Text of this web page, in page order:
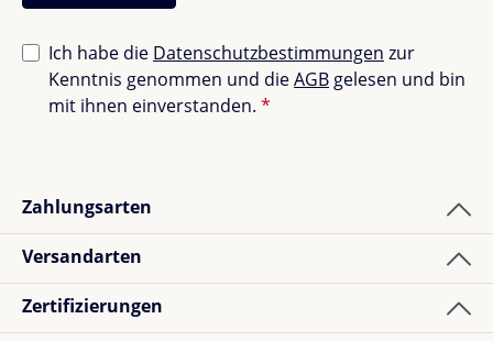
Ich habe die Datenschutzbestimmungen zur
Kenntnis genommen und dieAGB gelesen und bin
mit ihnen einverstanden. *
Zahlungsarten
Versandarten
Zertifizierungen